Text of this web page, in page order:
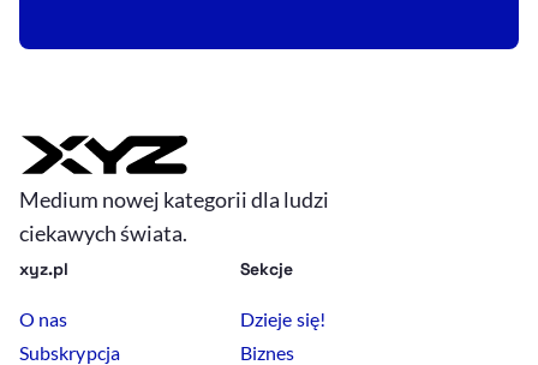
Medium nowej kategorii dla ludzi
ciekawych świata.
xyz.pl
O nas
Subskrypcja
Sekcje
Dzieje się!
Biznes